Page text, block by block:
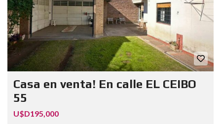
Casa en venta! En calle EL CEIBO
55
U$D195,000